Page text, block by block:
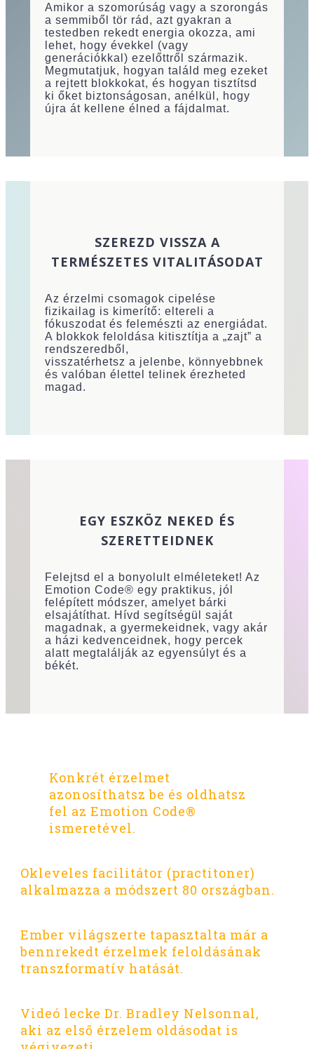
Amikor a szomorúság vagy a szorongás
a semmiből tör rád, azt gyakran a
testedben rekedt energia okozza, ami
lehet, hogy évekkel (vagy
generációkkal) ezelőttről származik.
Megmutatjuk, hogyan találd meg ezeket
a rejtett blokkokat, és hogyan tisztítsd
ki őket biztonságosan, anélkül, hogy
újra át kellene élned a fájdalmat.
SZEREZD VISSZA A
TERMÉSZETES VITALITÁSODAT
Az érzelmi csomagok cipelése
fizikailag is kimerítő: eltereli a
fókuszodat és felemészti az energiádat.
A blokkok feloldása kitisztítja a „zajt” a
rendszeredből,
visszatérhetsz a jelenbe, könnyebbnek
és valóban élettel telinek érezheted
magad.
EGY ESZKÖZ NEKED ÉS
SZERETTEIDNEK
Felejtsd el a bonyolult elméleteket! Az
Emotion Code® egy praktikus, jól
felépített módszer, amelyet bárki
elsajátíthat. Hívd segítségül saját
magadnak, a gyermekeidnek, vagy akár
a házi kedvenceidnek, hogy percek
alatt megtalálják az egyensúlyt és a
békét.
Konkrét érzelmet
azonosíthatsz be és oldhatsz
fel az Emotion Code®
ismeretével.
Okleveles facilitátor (practitoner)
alkalmazza a módszert 80 országban.
Ember világszerte tapasztalta már a
bennrekedt érzelmek feloldásának
transzformatív hatását.
Videó lecke Dr. Bradley Nelsonnal,
aki az első érzelem oldásodat is